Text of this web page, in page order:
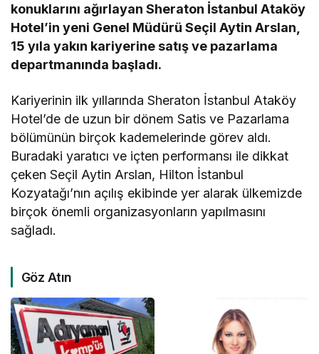
konuklarını ağırlayan Sheraton İstanbul Ataköy
Hotel’in yeni Genel Müdürü Seçil Aytin Arslan,
15 yıla yakın kariyerine satış ve pazarlama
departmanında başladı.
Kariyerinin ilk yıllarında Sheraton İstanbul Ataköy
Hotel’de de uzun bir dönem Satis ve Pazarlama
bölümünün birçok kademelerinde görev aldı.
Buradaki yaratıcı ve içten performansı ile dikkat
çeken Seçil Aytin Arslan, Hilton İstanbul
Kozyatağı’nın açılış ekibinde yer alarak ülkemizde
birçok önemli organizasyonların yapılmasını
sağladı.
Göz Atın